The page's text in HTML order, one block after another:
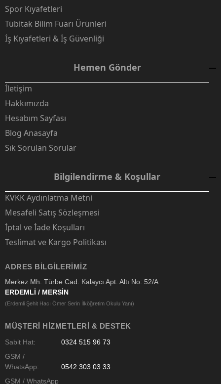
Spor Kıyafetleri
Tübitak Bilim Fuarı Ürünleri
İş Kıyafetleri & İş Güvenliği
Hemen Gönder
İletişim
Hakkımızda
Hesabım Sayfası
Blog Anasayfa
Sık Sorulan Sorular
Bilgilendirme & Koşullar
KVKK Aydınlatma Metni
Mesafeli Satış Sözleşmesi
İptal ve İade Koşulları
Teslimat ve Kargo Politikası
ADRES BILGILERIMIZ
Merkez Mh. Türbe Cad. Kalaycı Apt. Altı No: 52/A
ERDEMLİ / MERSİN
(Erdemli Şehit Hacı Ömer Serin İlköğretim Okulu Yanı)
MÜŞTERI HIZMETLERI & DESTEK
Sabit Hat:
0324 515 96 73
GSM /
WhatsApp:
0542 303 03 33
GSM / WhatsApp